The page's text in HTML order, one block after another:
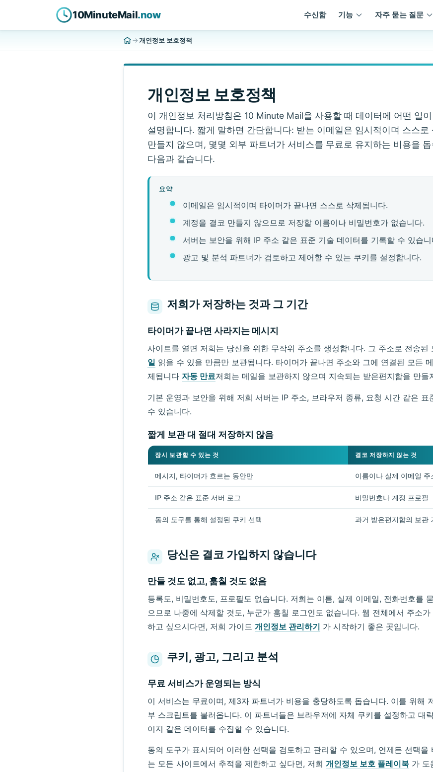
10MinuteMail.now 수신함 기능 자주 묻는 질문
개인정보 보호정책
개인정보 보호정책
이 개인정보 처리방침은 10 Minute Mail을 사용할 때 데이터에 어떤 일
설명합니다. 짧게 말하면 간단합니다: 받는 이메일은 임시적이며 스스로
만들지 않으며, 몇몇 외부 파트너가 서비스를 무료로 유지하는 비용을
다음과 같습니다.
요약
이메일은 임시적이며 타이머가 끝나면 스스로 삭제됩니다.
계정을 결코 만들지 않으므로 저장할 이름이나 비밀번호가 없습니다.
서버는 보안을 위해 IP 주소 같은 표준 기술 데이터를 기록할 수 있습니
광고 및 분석 파트너가 검토하고 제어할 수 있는 쿠키를 설정합니다.
저희가 저장하는 것과 그 기간
타이머가 끝나면 사라지는 메시지
사이트를 열면 저희는 당신을 위한 무작위 주소를 생성합니다. 그 주소로 전송된
일 읽을 수 있을 만큼만 보관됩니다. 타이머가 끝나면 주소와 그에 연결된 모든
제됩니다 자동 만료저희는 메일을 보관하지 않으며 지속되는 받은편지함을 만들
기본 운영과 보안을 위해 저희 서버는 IP 주소, 브라우저 종류, 요청 시간 같은 표
수 있습니다.
짧게 보관 대 절대 저장하지 않음
잠시 보관할 수 있는 것 결코 저장하지 않는 것
메시지, 타이머가 흐르는 동안만 이름이나 실제 이메일 주
IP 주소 같은 표준 서버 로그 비밀번호나 계정 프로필
동의 도구를 통해 설정된 쿠키 선택 과거 받은편지함의 보관
당신은 결코 가입하지 않습니다
만들 것도 없고, 훔칠 것도 없음
등록도, 비밀번호도, 프로필도 없습니다. 저희는 이름, 실제 이메일, 전화번호를
으므로 나중에 삭제할 것도, 누군가 훔칠 로그인도 없습니다. 웹 전체에서 주소
하고 싶으시다면, 저희 가이드 개인정보 관리하기 가 시작하기 좋은 곳입니다.
쿠키, 광고, 그리고 분석
무료 서비스가 운영되는 방식
이 서비스는 무료이며, 제3자 파트너가 비용을 충당하도록 돕습니다. 이를 위해
부 스크립트를 불러옵니다. 이 파트너들은 브라우저에 자체 쿠키를 설정하고 대
이지 같은 데이터를 수집할 수 있습니다.
동의 도구가 표시되어 이러한 선택을 검토하고 관리할 수 있으며, 언제든 선택을
는 모든 사이트에서 추적을 제한하고 싶다면, 저희 개인정보 보호 플레이북 가 도